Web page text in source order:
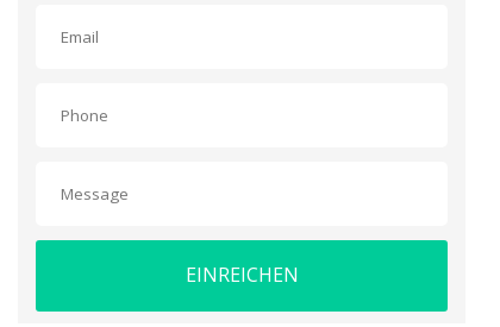
EINREICHEN